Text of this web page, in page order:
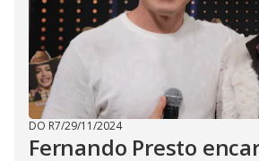
DO R7/29/11/2024
Fernando Presto